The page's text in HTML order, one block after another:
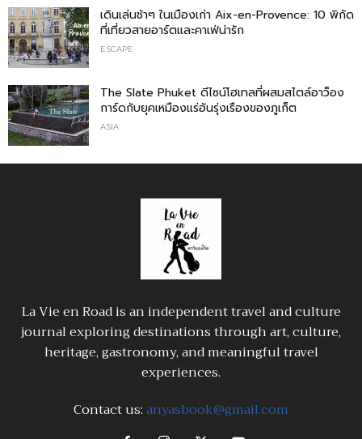
เดินเล่นช้าๆ ในเมืองเก่า Aix-en-Provence: 10 พิกัด
ที่เที่ยวสายอาร์ตและคาเฟ่น่ารัก
ESCAPE
The Slate Phuket ดีไซน์โฮเทลที่ผสมสไตล์อาว็อง
การ์ดกับยุคเหมืองแร่อันรุ่งเรืองของภูเก็ต
ASIA
La Vie en Road is an independent travel and culture
journal exploring destinations through art, culture,
heritage, gastronomy, and meaningful travel
experiences.
Contact us:anyasbook@gmail.com